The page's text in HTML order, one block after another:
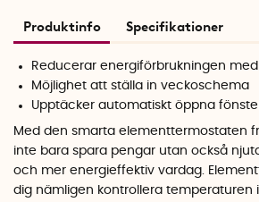
Produktinfo Specifikationer
Reducerar energiförbrukningen med
Möjlighet att ställa in veckoschema
Upptäcker automatiskt öppna
Med den smarta elementtermostaten
inte bara spara pengar utan också
och mer energieffektiv vardag.
dig nämligen kontrollera temperaturen